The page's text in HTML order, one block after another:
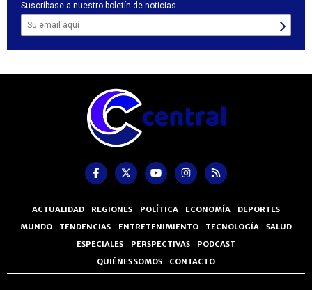
Suscríbase a nuestro boletín de noticias
ACTUALIDAD REGIONES POLÍTICA ECONOMÍA
DEPORTES
MUNDO
TENDENCIAS ENTRETENIMIENTO TECNOLOGÍA
SALUD
ESPECIALES
PERSPECTIVAS
PODCAST
QUIÉNES SOMOS
CONTACTO